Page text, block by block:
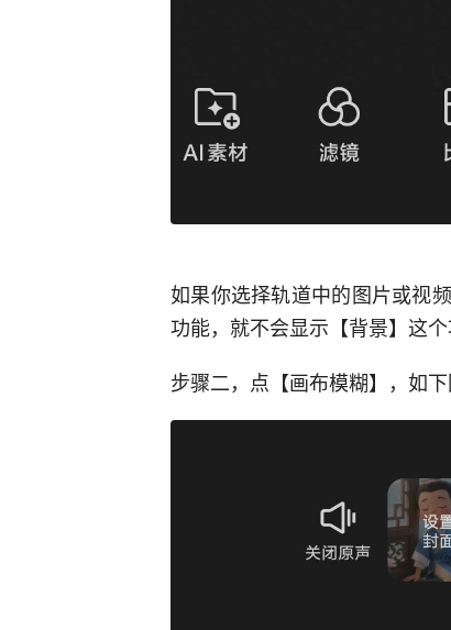
如果你选择轨道中的图片或视
功能，就不会显示【背景】这个
步骤二，点【画布模糊】，如下